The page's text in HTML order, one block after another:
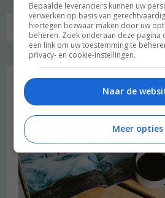
Favoriet
Bepaalde leveranciers kunnen uw
verwerken op basis van
hiertegen bezwaar maken door uw
beheren. Zoek onderaan deze pagina
een link om uw toestemming te
privacy- en cookie-instellingen.
Naar de
Meer opties